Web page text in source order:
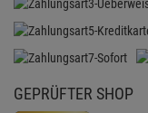
GEPRÜFTER SHOP